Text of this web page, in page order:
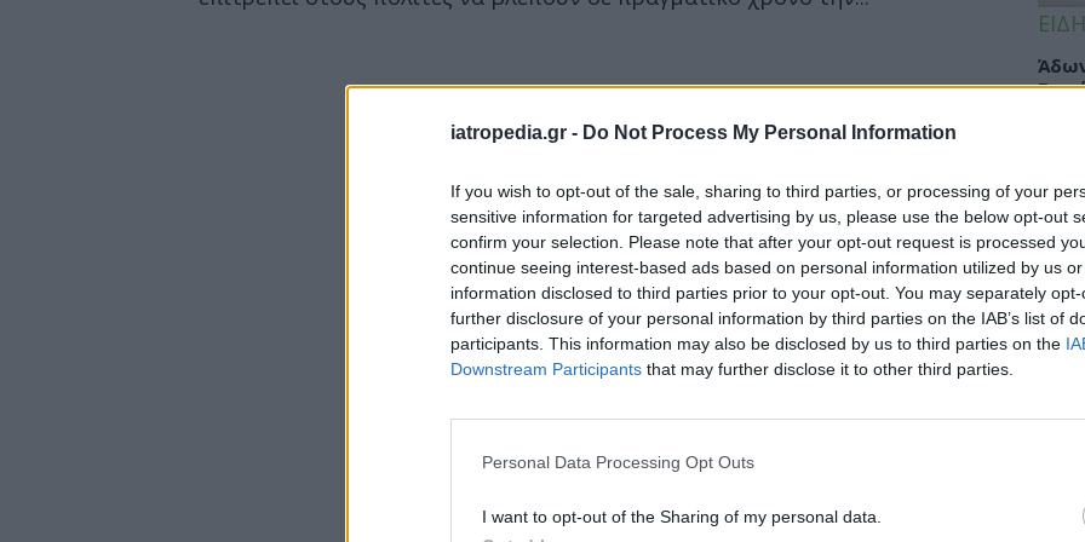
iatropedia.gr - Do Not Process My Personal Information
If you wish to opt-out of the sale, sharing to third parties, or processing of your
sensitive information for targeted advertising by us, please use the below opt-out
confirm your selection. Please note that after your opt-out request is processed
continue seeing interest-based ads based on personal information utilized by us
information disclosed to third parties prior to your opt-out. You may separately
further disclosure of your personal information by third parties on the IAB’s list of
participants. This information may also be disclosed by us to third parties on the
Downstream Participants that may further disclose it to other third parties.
Personal Data Processing Opt Outs
I want to opt-out of the Sharing of my personal data.
Πώς